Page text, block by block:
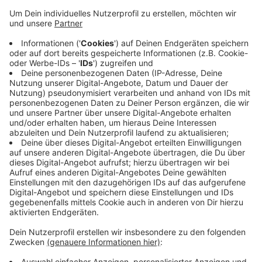
Anzeige
Lüdinghausen Marketing zieht heute Bilanz: Zeitweise
verregnetes Wetter und Baustellen in der Innenstadt
haben dafür gesorgt das einige Termine in dieser
Saison weniger gut besucht waren. Für das kommende
Jahr ist das Ziel weitere Händlerinnen und Händler mit
regionalen Lebensmitteln oder Kunsthandwerk zu
gewinnen.
Anzeige